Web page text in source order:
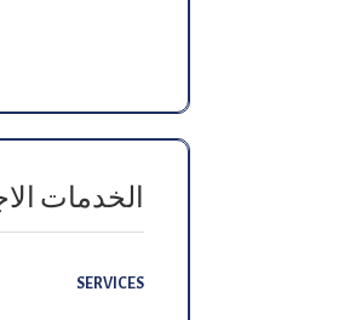
الخدمات
SERVICES